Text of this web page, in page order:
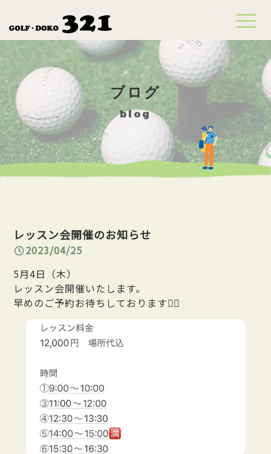
t
o
n
a
i
o
n
ブログ
blog
レッスン会開催のお知らせ
2023/04/25
5月4日（木）
レッスン会開催いたします。
早めのご予約お待ちしております🙇‍♂️